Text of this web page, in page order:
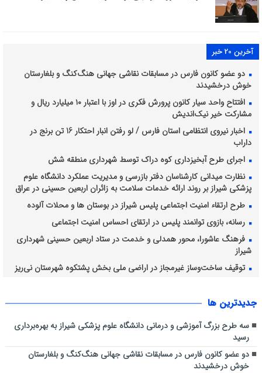
آخرین 20 خبر
دو عضو کانون فارس در مسابقات نقاشی جهانی هنگ‌کنگ و بلغارستان
خوش درخشیدند
افتتاح واحد سیار کانون پرورش فکری در اوز با اعتبار ۱۰ میلیارد ریال و
مشارکت خیر نیک‌اندیش
اخبار نیروی انتظامی استان فارس / لو رفتن انبار احتکار 16 تن برنج در
داراب
اجرای طرح آبخیزداری کوه دراک توسط شهرداری منطقه شش
نظارت میدانی کارشناسان دفتر بازرسی و مدیریت عملکرد دانشگاه علوم
پزشکی شیراز بر روند ارائه خدمات سلامت به زائران اربعین حسینی در عراق
طرح ارتقاء امنیت اجتماعی پلیس شیراز در بوستان ها و محلات آلوده
رسانه، بازوی توانمند پلیس در ارتقای احساس امنیت اجتماعی
فرهنگ عاشورا، محور همدلی و خدمت در ستاد اربعین حسینی شهرداری
شیراز
توقیف ساخت‌وساز غیرمجاز در اراضی ملی بخش پشتکوه شهرستان نی‌ریز
جديدترين ها
سه طرح بزرگ آموزشی و درمانی دانشگاه علوم پزشکی شیراز به بهره‌برداری
رسید
دو عضو کانون فارس در مسابقات نقاشی جهانی هنگ‌کنگ و بلغارستان
خوش درخشیدند